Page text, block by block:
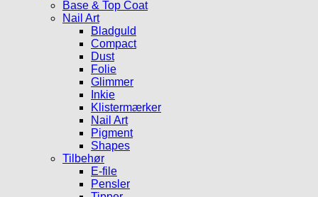
Base & Top Coat
Nail Art
Bladguld
Compact
Dust
Folie
Glimmer
Inkie
Klistermærker
Nail Art
Pigment
Shapes
Tilbehør
E-file
Pensler